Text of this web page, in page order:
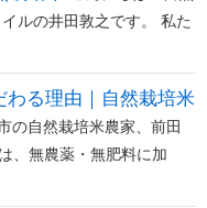
ルの井田敦之です。 私た
る理由｜自然栽培米
の自然栽培米農家、前田
、無農薬・無肥料に加